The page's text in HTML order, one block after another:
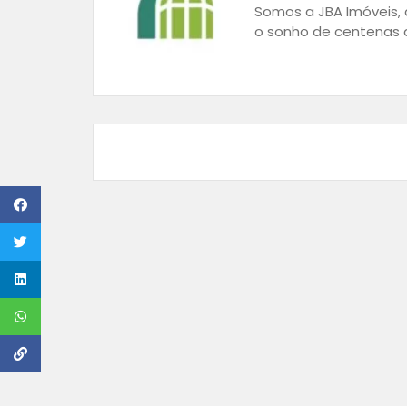
Somos a JBA
o sonho de centenas